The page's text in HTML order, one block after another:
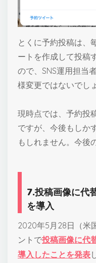
とくに予約投稿は、
ートを作成して投稿
ので、SNS運用担当
様変更ではないでし
現時点では、予約投
ですが、今後もしか
もしれません。今後
7.投稿画像に代
を導入
2020年5月28日（米
ントで投稿画像に代
導入したことを発表